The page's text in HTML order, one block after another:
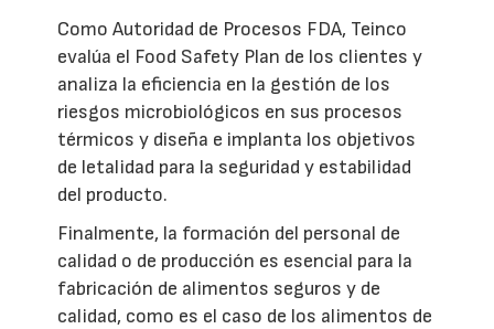
Como Autoridad de Procesos FDA, Teinco
evalúa el Food Safety Plan de los clientes y
analiza la eficiencia en la gestión de los
riesgos microbiológicos en sus procesos
térmicos y diseña e implanta los objetivos
de letalidad para la seguridad y estabilidad
del producto.
Finalmente, la formación del personal de
calidad o de producción es esencial para la
fabricación de alimentos seguros y de
calidad, como es el caso de los alimentos de